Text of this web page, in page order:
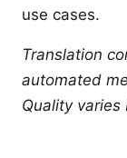
use cases.
Translation
automated
Quality